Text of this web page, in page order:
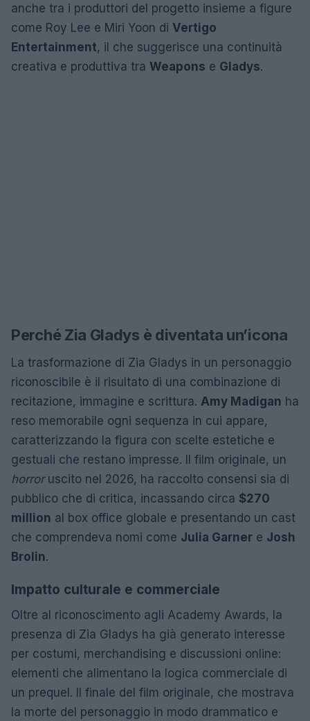
anche tra i produttori del progetto insieme a figure
come Roy Lee e Miri Yoon di Vertigo
Entertainment, il che suggerisce una continuità
creativa e produttiva tra Weapons e Gladys.
Perché Zia Gladys è diventata un’icona
La trasformazione di Zia Gladys in un personaggio
riconoscibile è il risultato di una combinazione di
recitazione, immagine e scrittura. Amy Madigan ha
reso memorabile ogni sequenza in cui appare,
caratterizzando la figura con scelte estetiche e
gestuali che restano impresse. Il film originale, un
horroruscito nel 2026, ha raccolto consensi sia di
pubblico che di critica, incassando circa $270
million al box office globale e presentando un cast
che comprendeva nomi come Julia Garner e Josh
Brolin.
Impatto culturale e commerciale
Oltre al riconoscimento agli Academy Awards, la
presenza di Zia Gladys ha già generato interesse
per costumi, merchandising e discussioni online:
elementi che alimentano la logica commerciale di
un prequel. Il finale del film originale, che mostrava
la morte del personaggio in modo drammatico e